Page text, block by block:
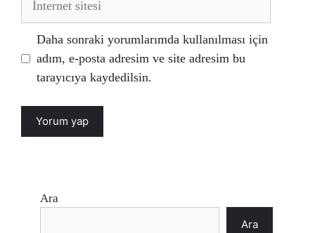
Daha sonraki yorumlarımda kullanılması için
adım, e-posta adresim ve site adresim bu
tarayıcıya kaydedilsin.
Ara
Ara